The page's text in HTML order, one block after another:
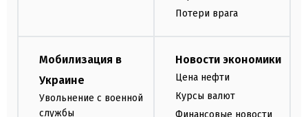
Потери врага
Мобилизация в
Украине
Увольнение с военной
службы
Новости экономики
Цена нефти
Курсы валют
Финансовые новости